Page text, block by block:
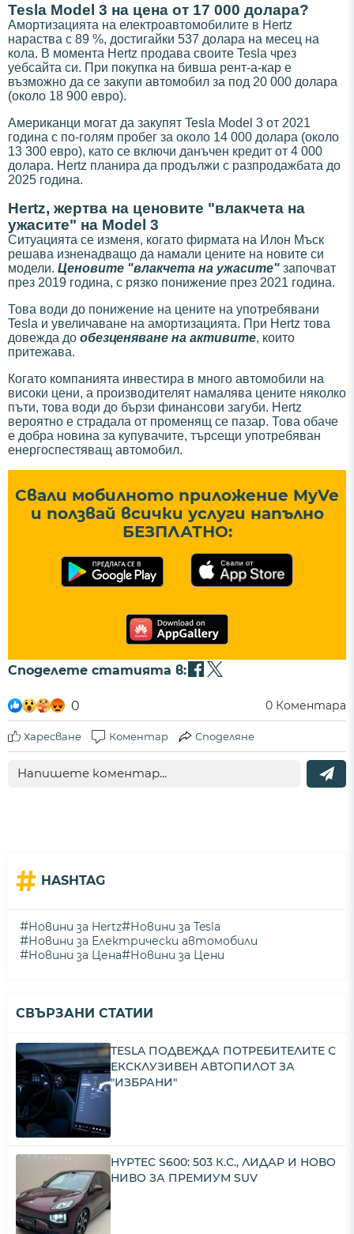
Tesla Model 3 на цена от 17 000 долара?
Амортизацията на електроавтомобилите в Hertz
нараства с 89 %, достигайки 537 долара на месец на
кола. В момента Hertz продава своите Tesla чрез
уебсайта си. При покупка на бивша рент-а-кар е
възможно да се закупи автомобил за под 20 000 долара
(около 18 900 евро).
Американци могат да закупят Tesla Model 3 от 2021
година с по-голям пробег за около 14 000 долара (около
13 300 евро), като се включи данъчен кредит от 4 000
долара. Hertz планира да продължи с разпродажбата до
2025 година.
Hertz, жертва на ценовите "влакчета на
ужасите" на Model 3
Ситуацията се изменя, когато фирмата на Илон Мъск
решава изненадващо да намали цените на новите си
модели. Ценовите "влакчета на ужасите" започват
през 2019 година, с рязко понижение през 2021 година.
Това води до понижение на цените на употребявани
Tesla и увеличаване на амортизацията. При Hertz това
довежда до обезценяване на активите, които
притежава.
Когато компанията инвестира в много автомобили на
високи цени, а производителят намалява цените няколко
пъти, това води до бързи финансови загуби. Hertz
вероятно е страдала от променящ се пазар. Това обаче
е добра новина за купувачите, търсещи употребяван
енергоспестяващ автомобил.
Свали мобилното приложение MyVe
и ползвай всички услуги напълно
БЕЗПЛАТНО:
Споделете статията в:
0 0 Коментара
Харесване Коментар Споделяне
# HASHTAG
#Новини за Hertz#Новини за Tesla
#Новини за Електрически автомобили
#Новини за Цена#Новини за Цени
СВЪРЗАНИ СТАТИИ
TESLA ПОДВЕЖДА ПОТРЕБИТЕЛИТЕ С
ЕКСКЛУЗИВЕН АВТОПИЛОТ ЗА
"ИЗБРАНИ"
HYPTEC S600: 503 К.С., ЛИДАР И НОВО
НИВО ЗА ПРЕМИУМ SUV